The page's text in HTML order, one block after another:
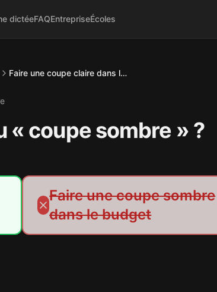
dictéeFAQEntrepriseÉcoles
Faire une coupe claire dans le budget
« coupe sombre » ?
Faire une coupe sombre
dans le budget